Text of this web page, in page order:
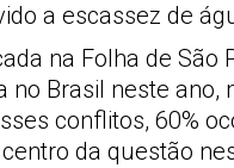
a escassez de
na Folha de São
Brasil neste ano,
conflitos, 60%
da questão